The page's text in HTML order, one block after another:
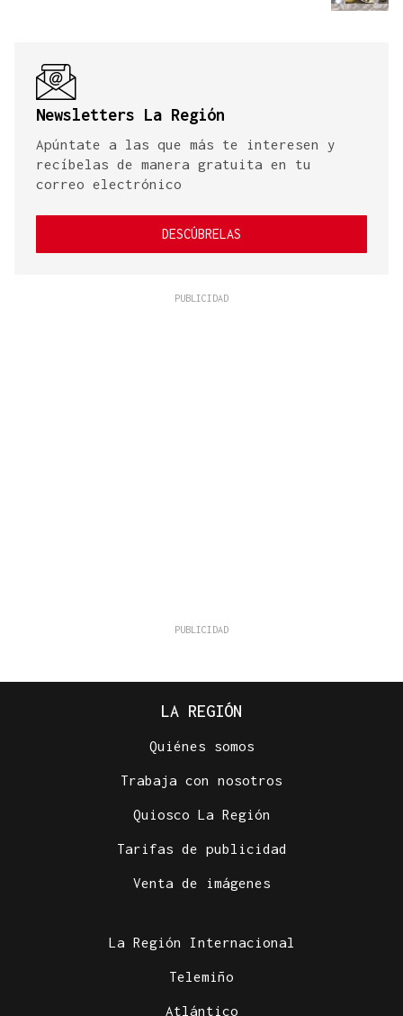
Newsletters La Región
Apúntate a las que más te interesen y
recíbelas de manera gratuita en tu
correo electrónico
DESCÚBRELAS
LA REGIÓN
Quiénes somos
Trabaja con nosotros
Quiosco La Región
Tarifas de publicidad
Venta de imágenes
La Región Internacional
Telemiño
Atlántico